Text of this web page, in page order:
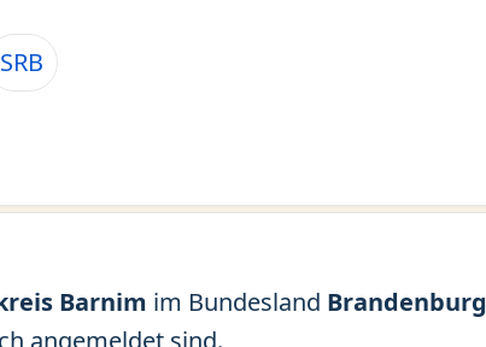
SRB
Barnim im Bundesland Brandenburg
angemeldet sind.